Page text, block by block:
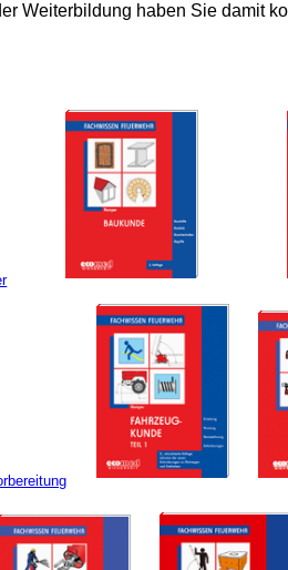
Weiterbildung haben Sie damit